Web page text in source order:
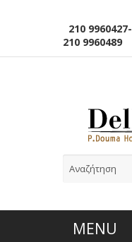
210 9960427-
210 9960489